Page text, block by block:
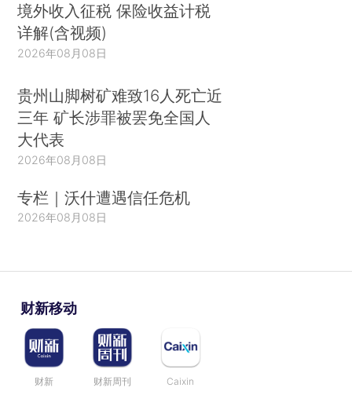
境外收入征税 保险收益计税
详解(含视频)
2026年08月08日
贵州山脚树矿难致16人死亡近
三年 矿长涉罪被罢免全国人
大代表
2026年08月08日
专栏｜沃什遭遇信任危机
2026年08月08日
财新移动
财新 财新周刊 Caixin